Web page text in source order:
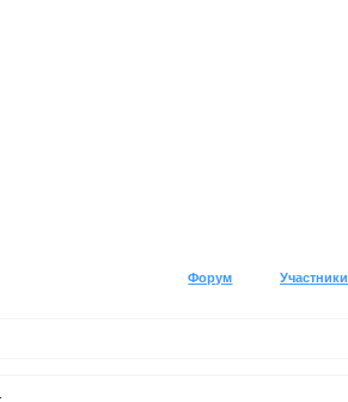
Форум Участники